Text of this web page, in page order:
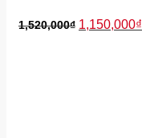
1,520,000₫ 1,150,000₫